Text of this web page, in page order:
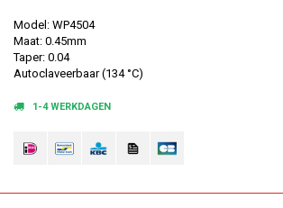
Model: WP4504
Maat: 0.45mm
Taper: 0.04
Autoclaveerbaar (134 °C)
1-4 WERKDAGEN